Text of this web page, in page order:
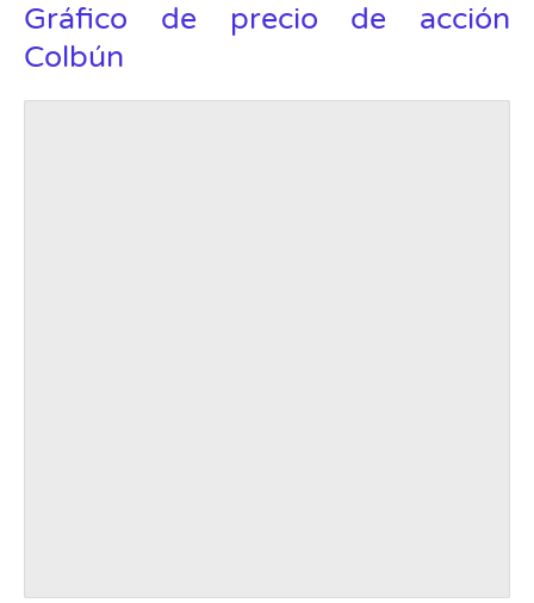
Gráfico de precio de acción
Colbún